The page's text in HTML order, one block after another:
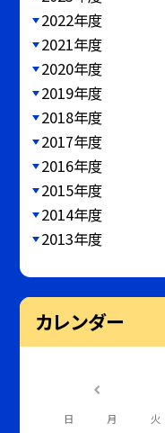
2022年度
2021年度
2020年度
2019年度
2018年度
2017年度
2016年度
2015年度
2014年度
2013年度
カレンダー
日 月 火